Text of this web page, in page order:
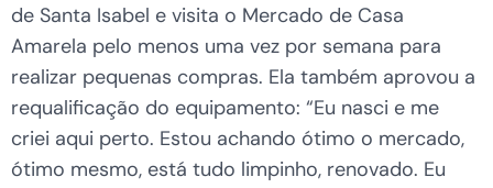
de Santa Isabel e visita o Mercado de Casa
Amarela pelo menos uma vez por semana para
realizar pequenas compras. Ela também aprovou a
requalificação do equipamento: “Eu nasci e me
criei aqui perto. Estou achando ótimo o mercado,
ótimo mesmo, está tudo limpinho, renovado. Eu